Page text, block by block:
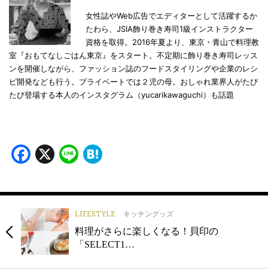
女性誌やWeb広告でエディターとして活躍するか
たわら、JSIA飾り巻き寿司1級インストラクター
資格を取得。2016年夏より、東京・青山で料理教
室『おもてなしごはん東京』をスタート。不定期に飾り巻き寿司レッス
ンを開催しながら、ファッション誌のフードスタイリングや企業のレシ
ピ開発なども行う。プライベートでは２児の母。おしゃれ業界人がたび
たび登場する本人のインスタグラム（yucarikawaguchi）も話題
Facebook
X Line
LIFESTYLE キッチングッズ
料理がさらに楽しくなる！貝印の
「SELECT1…